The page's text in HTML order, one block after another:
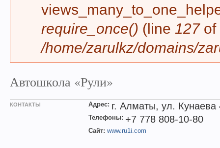
require_once() (line 127of
/home/zarulkz/domains/
Автошкола «Рули»
КОНТАКТЫ Адрес: г. Алматы, ул.
Телефоны: +7 778 808-10-80
Сайт: www.ru1i.com